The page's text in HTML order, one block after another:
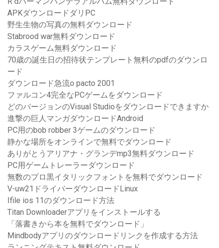
APKダウンロードダリPC
野生生物の写真の無料ダウンロード
Stabrood war無料ダウンロード
カラスゲーム無料ダウンロード
70歳の誕生日の招待状テンプレート無料のpdfのダウンロ
ード
ダウンロード急流o pacto 2001
ファルコン4完全なPCゲームをダウンロード
どのバージョンのVisual Studioをダウンロードできますか
進撃の巨人マンガダウンロードAndroid
PC用のbob robber 3ゲームのダウンロード
静かな場所をオンラインで無料でダウンロード
ありがとうアリアナ・グランデmp3無料ダウンロード
PC用ゲームトレーラーダウンロード
無数のプロ黒イタリックフォントを無料でダウンロード
V-uw21ドライバーダウンロードLinux
Ifile ios 11のダウンロード方法
Titan Downloaderアプリをインストールする
「落書きから本を無料でダウンロード」
Mindbodyアプリのダウンロードリンクを作成する方法